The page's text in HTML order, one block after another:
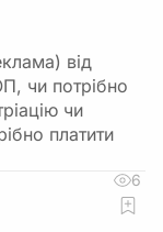
від
чи потрібно
чи
платити
6